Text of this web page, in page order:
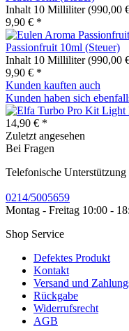
Inhalt 10 Milliliter(990,00
9,90 € *
Passionfruit 10ml (Steuer)
Inhalt 10 Milliliter(990,00
9,90 € *
Kunden kauften auch
Kunden haben sich
14,90 € *
Zuletzt angesehen
Bei Fragen
Telefonische
0214/5005659
Montag - Freitag 10:00 -
Shop Service
Defektes Produkt
Kontakt
Versand und
Rückgabe
Widerrufsrecht
AGB